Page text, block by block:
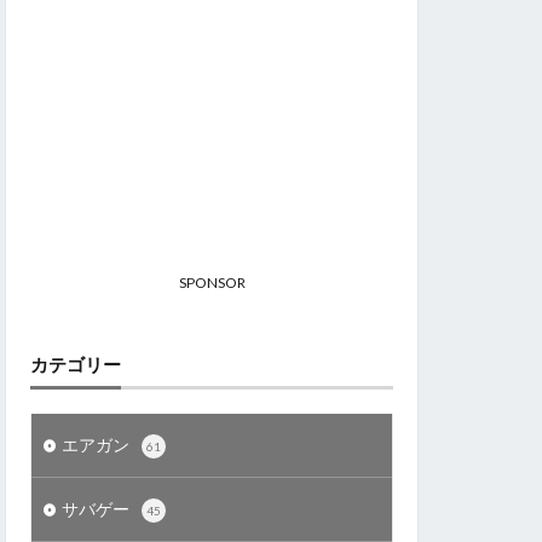
SPONSOR
カテゴリー
エアガン 61
サバゲー 45